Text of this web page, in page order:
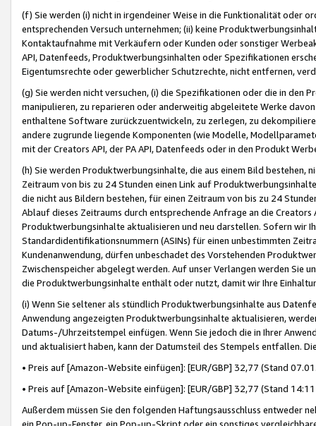
(f) Sie werden (i) nicht in irgendeiner Weise in die Funktionalität oder
entsprechenden Versuch unternehmen; (ii) keine
Kontaktaufnahme mit Verkäufern oder Kunden oder sonstiger
API, Datenfeeds, Produktwerbungsinhalten oder Spezifikationen
Eigentumsrechte oder gewerblicher Schutzrechte, nicht entfernen,
(g) Sie werden nicht versuchen, (i) die Spezifikationen oder die in
manipulieren, zu reparieren oder anderweitig abgeleitete Werke
enthaltene Software zurückzuentwickeln, zu zerlegen, zu
andere zugrunde liegende Komponenten (wie Modelle,
mit der Creators API, der PA API, Datenfeeds oder in den Produkt
(h) Sie werden Produktwerbungsinhalte, die aus einem Bild bestehen,
Zeitraum von bis zu 24 Stunden einen Link auf
die nicht aus Bildern bestehen, für einen Zeitraum von bis zu 24
Ablauf dieses Zeitraums durch entsprechende Anfrage an die
Produktwerbungsinhalte aktualisieren und neu darstellen. Sofern wir
Standardidentifikationsnummern (ASINs) für einen unbestimmten
Kundenanwendung, dürfen unbeschadet des Vorstehenden
Zwischenspeicher abgelegt werden. Auf unser Verlangen werden Sie
die Produktwerbungsinhalte enthält oder nutzt, damit wir Ihre
(i) Wenn Sie seltener als stündlich Produktwerbungsinhalte aus
Anwendung angezeigten Produktwerbungsinhalte aktualisieren,
Datums-/Uhrzeitstempel einfügen. Wenn Sie jedoch die in Ihrer
und aktualisiert haben, kann der Datumsteil des Stempels entfallen.
• Preis auf [Amazon-Website einfügen]: [EUR/GBP] 32,77 (Stand
• Preis auf [Amazon-Website einfügen]: [EUR/GBP] 32,77 (Stand
Außerdem müssen Sie den folgenden Haftungsausschluss entweder
ein Pop-up-Fenster, ein Pop-up-Skript oder ein sonstiges